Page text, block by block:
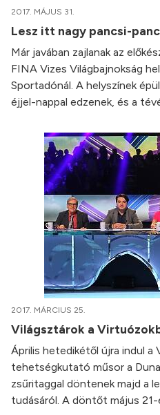
2017. MÁJUS 31.
Lesz itt nagy pancsi-
Már javában zajlanak az
FINA Vizes Világbajnokság
Sportadónál. A helyszínek
éjjel-nappal edzenek, és a
2017. MÁRCIUS 25.
Világsztárok a
Április hetedikétől újra indul a
tehetségkutató műsor a
zsűritaggal döntenek majd a
tudásáról. A döntőt május 21-